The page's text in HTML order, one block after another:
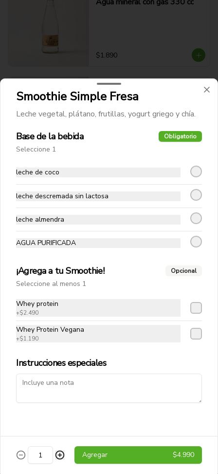
$1.890
Agua mineral sin gas 330 cc
$1.990
Vitamin Water
Agua saborizada Vitamin Water
$2.190
Conócenos
Despacho
Smoothie Simple Fresa
Leche vegetal, plátano, frutillas, yogurt griego y chía.
Base de la bebida Obligatorio
Seleccione 1
leche de coco
leche descremada sin lactosa
leche almendra
AGUA PURIFICADA
¡Agrega a tu Smoothie! Opcional
Seleccione al menos 1
Whey protein
+$2.490
Whey Protein Vegana
+$1.190
Instrucciones especiales
Agregar $4.990